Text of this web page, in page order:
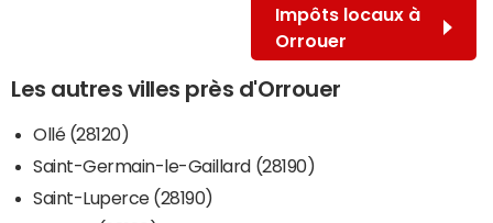
Impôts locaux à
Orrouer
Les autres villes près d'Orrouer
Ollé (28120)
Saint-Germain-le-Gaillard (28190)
Saint-Luperce (28190)